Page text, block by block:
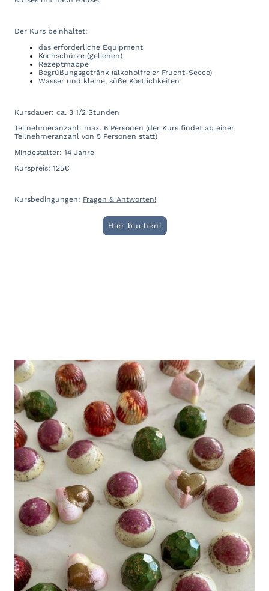
Der Kurs beinhaltet:
das erforderliche Equipment
Kochschürze (geliehen)
Rezeptmappe
Begrüßungsgetränk (alkoholfreier Frucht-Secco)
Wasser und kleine, süße Köstlichkeiten
Kursdauer: ca. 3 1/2 Stunden
Teilnehmeranzahl: max. 6 Personen (der Kurs findet ab einer
Teilnehmeranzahl von 5 Personen statt)
Mindestalter: 14 Jahre
Kurspreis: 125€
Kursbedingungen: Fragen & Antworten!
Hier buchen!